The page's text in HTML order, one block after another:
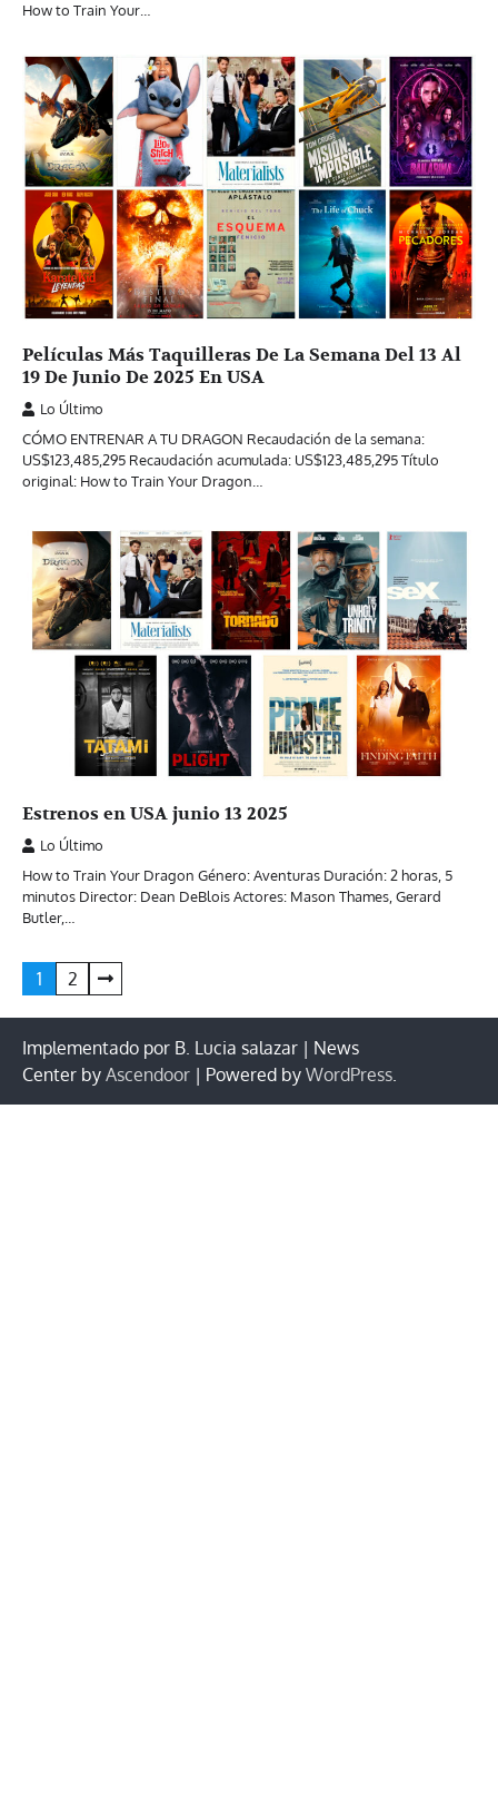
How to Train Your…
Películas Más Taquilleras De La Semana Del 13 Al
19 De Junio De 2025 En USA
Lo Último
CÓMO ENTRENAR A TU DRAGON Recaudación de la semana:
US$123,485,295 Recaudación acumulada: US$123,485,295 Título
original: How to Train Your Dragon…
Estrenos en USA junio 13 2025
Lo Último
How to Train Your Dragon Género: Aventuras Duración: 2 horas, 5
minutos Director: Dean DeBlois Actores: Mason Thames, Gerard
Butler,…
Paginación
de
entradas
1 2
Implementado por B. Lucia salazar | News
Center by Ascendoor | Powered by WordPress.